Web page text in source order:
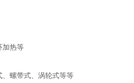
加热等
螺带式、涡轮式等等